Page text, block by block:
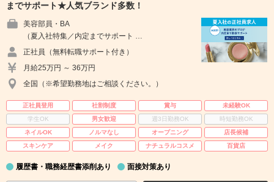
までサポート★人気ブランド多数！
美容部員・BA
（夏入社特集／内定までサポート …
正社員（無料転職サポート付き）
月給25万円 ～ 36万円
全国（※希望勤務地はご相談ください。）
正社員登用 社割制度 賞与
未経験OK
学生OK
男女歓迎 週3日勤務OK
時短勤務OK
ネイルOK
ノルマなし オープニング
店長候補
スキンケア
メイク ナチュラルコスメ 百貨店
履歴書・職務経歴書添削あり 面接対策あり